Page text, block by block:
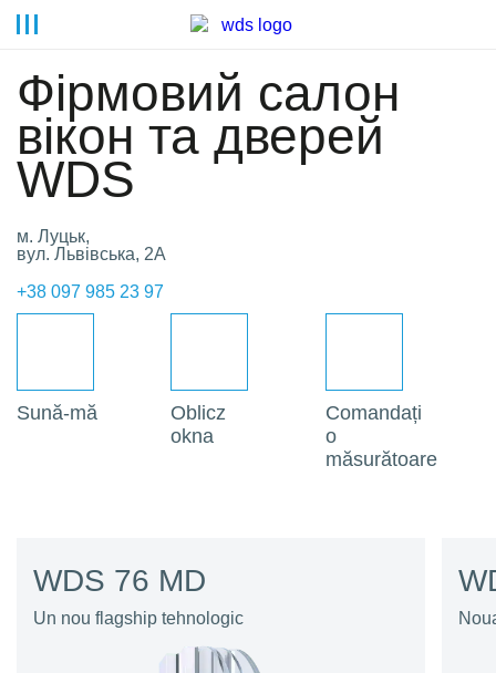
Фірмовий салон
вікон та дверей
WDS
м. Луцьк,
вул. Львівська, 2А
+38 097 985 23 97
Su­nă-mă
Obli­cz
okna
Comand­ați
o
măsurătoare
WDS 76 MD
Un nou flagship tehnologic